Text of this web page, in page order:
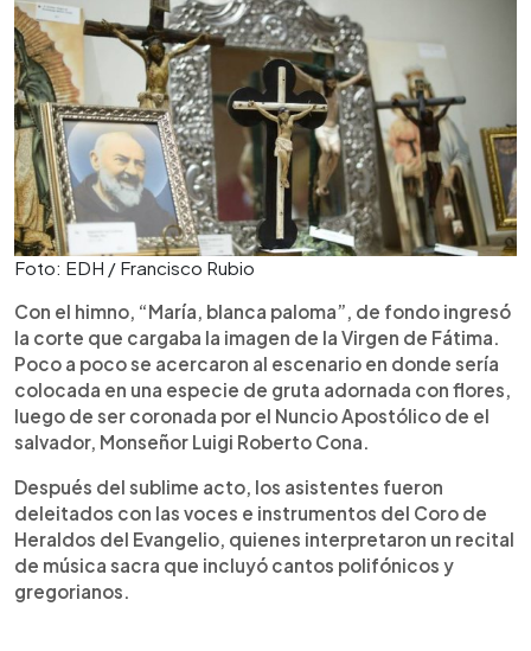
Foto: EDH / Francisco Rubio
Con el himno, “María, blanca paloma”, de fondo ingresó
la corte que cargaba la imagen de la Virgen de Fátima.
Poco a poco se acercaron al escenario en donde sería
colocada en una especie de gruta adornada con flores,
luego de ser coronada por el Nuncio Apostólico de el
salvador, Monseñor Luigi Roberto Cona.
Después del sublime acto, los asistentes fueron
deleitados con las voces e instrumentos del Coro de
Heraldos del Evangelio, quienes interpretaron un recital
de música sacra que incluyó cantos polifónicos y
gregorianos.